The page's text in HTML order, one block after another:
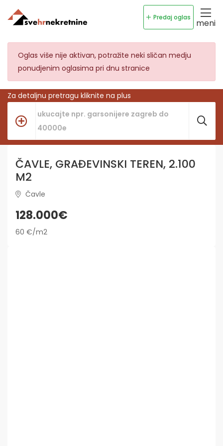
Predaj oglas
meni
Oglas više nije aktivan, potražite neki sličan medju
ponudjenim oglasima pri dnu stranice
Za detaljnu pretragu kliknite na plus
ČAVLE, GRAĐEVINSKI TEREN, 2.100
M2
Čavle
128.000€
60 €/m2